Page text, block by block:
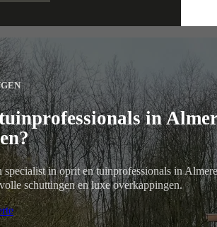
in
specialist in oprit en tuinprofessionals in
schuttingen en luxe overkappingen.